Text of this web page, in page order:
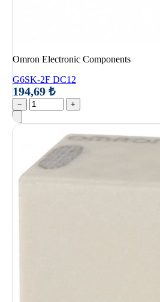
Omron Electronic Components
G6SK-2F DC12
194,69 ₺
− +